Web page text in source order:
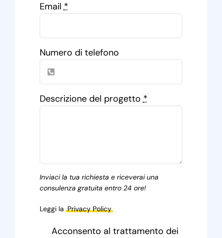
Email*
Numero di telefono
Descrizione del progetto*
Inviaci la tua richiesta e riceverai una
consulenza gratuita entro 24 ore!
Leggi la Privacy Policy
Acconsento al trattamento dei